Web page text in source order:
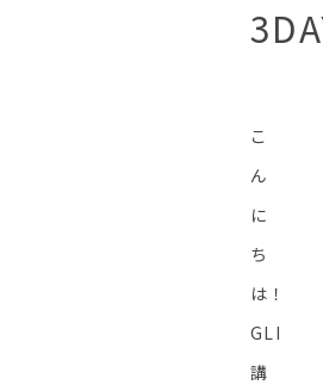
こ
ん
に
ち
は！
GLI
講